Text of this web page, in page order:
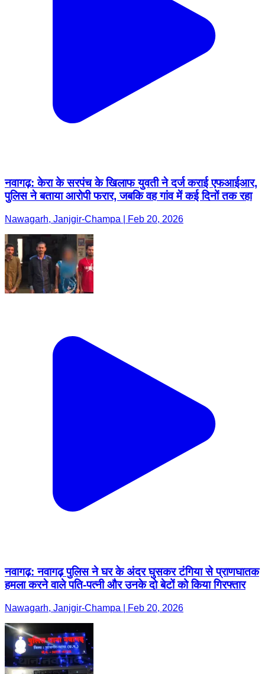
नवागढ़: केरा के सरपंच के खिलाफ युवती ने दर्ज कराई एफआईआर,
पुलिस ने बताया आरोपी फरार, जबकि वह गांव में कई दिनों तक रहा
Nawagarh, Janjgir-Champa | Feb 20, 2026
नवागढ़: नवागढ़ पुलिस ने घर के अंदर घुसकर टंगिया से प्राणघातक
हमला करने वाले पति-पत्नी और उनके दो बेटों को किया गिरफ्तार
Nawagarh, Janjgir-Champa | Feb 20, 2026